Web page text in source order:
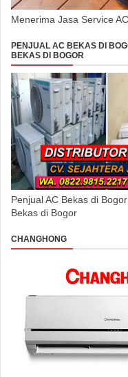
Menerima Jasa Service AC
PENJUAL AC BEKAS DI
BEKAS DI BOGOR
Penjual AC Bekas di
Bekas di Bogor
CHANGHONG